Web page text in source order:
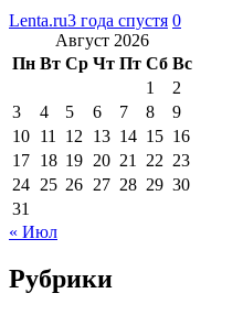
Lenta.ru3 года спустя 0
Август 2026
Пн Вт Ср Чт Пт Сб Вс
1
2
3
4 5 6 7 8
9
10 11 12 13 14 15 16
17 18 19 20 21 22 23
24 25 26 27 28 29 30
31
« Июл
Рубрики